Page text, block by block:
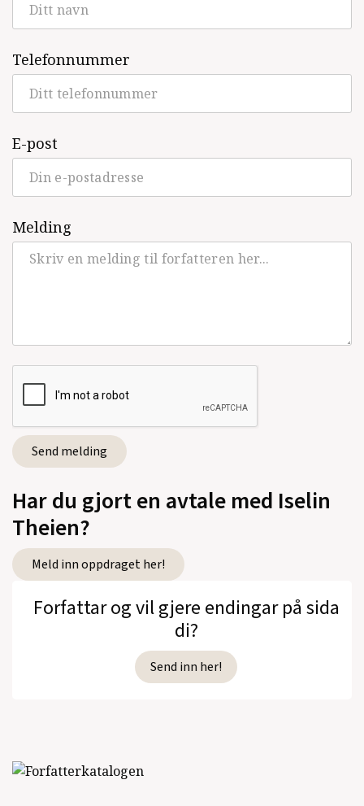
Telefonnummer
E-post
Melding
Har du gjort en avtale med Iselin
Theien?
Meld inn oppdraget her!
Forfattar og vil gjere endingar på sida
di?
Send inn her!